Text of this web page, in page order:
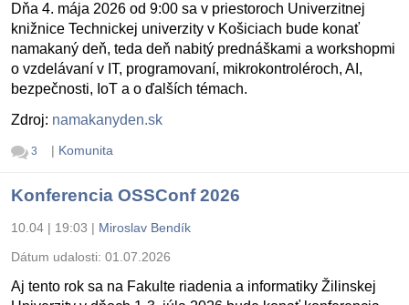
Dňa 4. mája 2026 od 9:00 sa v priestoroch Univerzitnej
knižnice Technickej univerzity v Košiciach bude konať
namakaný deň, teda deň nabitý prednáškami a workshopmi
o vzdelávaní v IT, programovaní, mikrokontroléroch, AI,
bezpečnosti, IoT a o ďalších témach.
Zdroj: namakanyden.sk
3 | Komunita
Konferencia OSSConf 2026
10.04 | 19:03 | Miroslav Bendík
Dátum udalosti: 01.07.2026
Aj tento rok sa na Fakulte riadenia a informatiky Žilinskej